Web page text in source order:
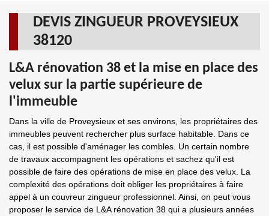
DEVIS ZINGUEUR PROVEYSIEUX
38120
L&A rénovation 38 et la mise en place des
velux sur la partie supérieure de
l'immeuble
Dans la ville de Proveysieux et ses environs, les propriétaires des
immeubles peuvent rechercher plus surface habitable. Dans ce
cas, il est possible d'aménager les combles. Un certain nombre
de travaux accompagnent les opérations et sachez qu'il est
possible de faire des opérations de mise en place des velux. La
complexité des opérations doit obliger les propriétaires à faire
appel à un couvreur zingueur professionnel. Ainsi, on peut vous
proposer le service de L&A rénovation 38 qui a plusieurs années